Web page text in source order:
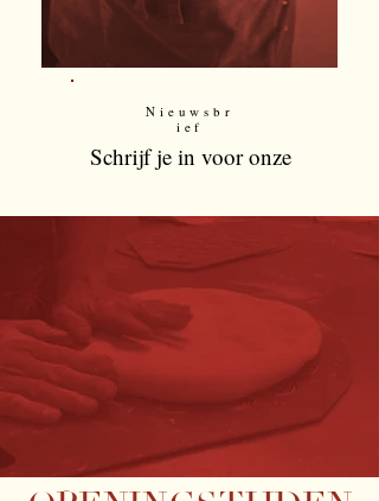
Nieuwsbr
ief
Schrijf je in voor onze